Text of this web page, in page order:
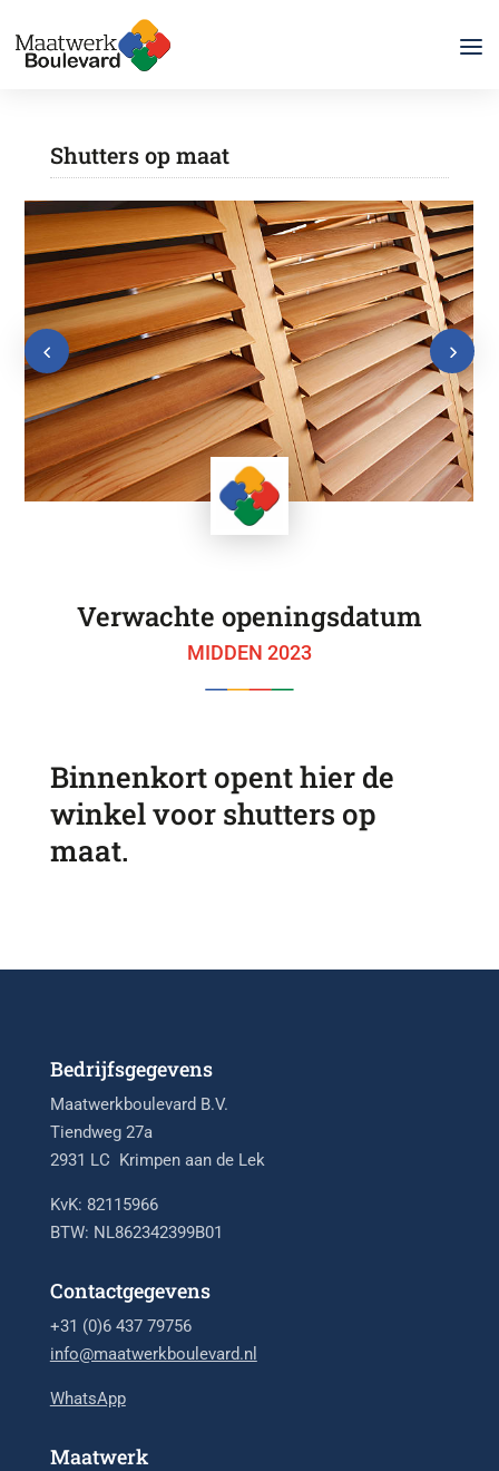
Shutters op maat
Verwachte openingsdatum
MIDDEN 2023
Binnenkort opent hier de
winkel voor shutters op
maat.
Bedrijfsgegevens
Maatwerkboulevard B.V.
Tiendweg 27a
2931 LC Krimpen aan de Lek
KvK: 82115966
BTW: NL862342399B01
Contactgegevens
+31 (0)6 437 79756
info@maatwerkboulevard.nl
WhatsApp
Maatwerk